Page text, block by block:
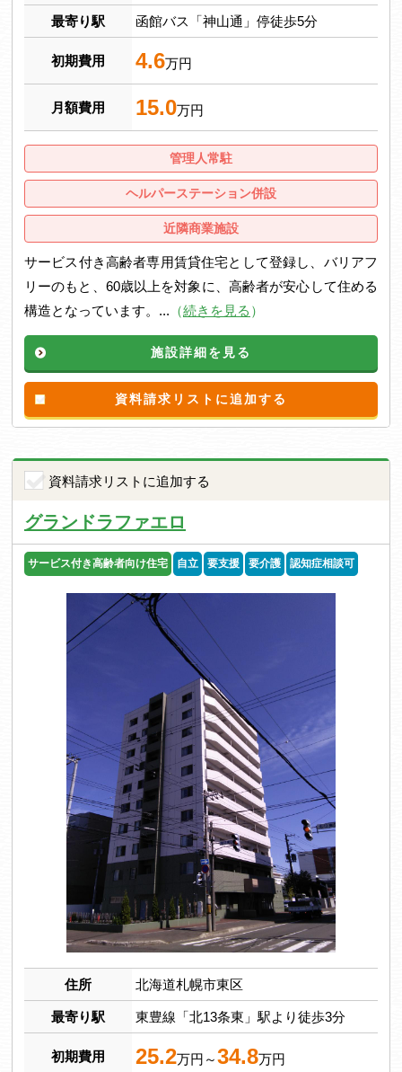
最寄り駅 函館バス「神山通」停徒歩5分
初期費用 4.6万円
月額費用 15.0万円
管理人常駐
ヘルパーステーション併設
近隣商業施設
サービス付き高齢者専用賃貸住宅として登録し、バリアフ
リーのもと、60歳以上を対象に、高齢者が安心して住める
構造となっています。... （続きを見る ）
施設詳細を見る
資料請求リストに追加する
資料請求リストに追加する
グランドラファエロ
サービス付き高齢者向け住宅 自立 要支援 要介護 認知症相談可
住所 北海道札幌市東区
最寄り駅 東豊線「北13条東」駅より徒歩3分
初期費用 25.2万円～34.8万円